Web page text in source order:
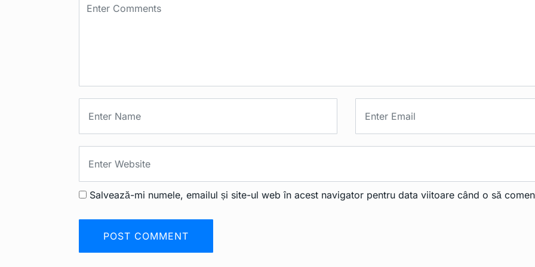
Salvează-mi numele, emailul și site-ul web în acest navigator pentru data viitoare când o să